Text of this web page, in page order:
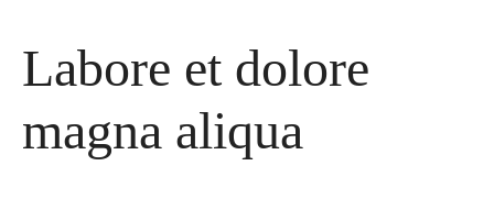
Labore et dolore
magna aliqua